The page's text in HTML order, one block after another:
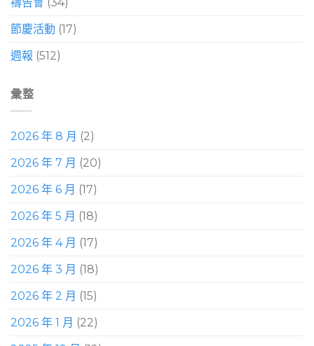
節慶活動 (17)
週報 (512)
彙整
2026 年 8 月 (2)
2026 年 7 月 (20)
2026 年 6 月 (17)
2026 年 5 月 (18)
2026 年 4 月 (17)
2026 年 3 月 (18)
2026 年 2 月 (15)
2026 年 1 月 (22)